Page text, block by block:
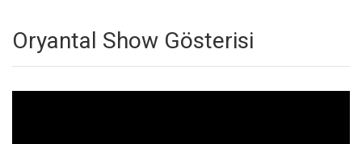
Oryantal Show Gösterisi